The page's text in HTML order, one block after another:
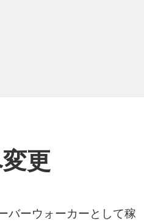
更
バーウォーカーとして稼